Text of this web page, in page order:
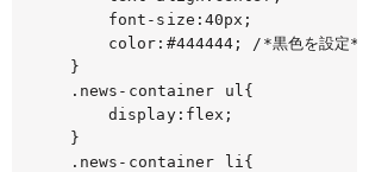
}
.news-container ul{
}
.news-container li{